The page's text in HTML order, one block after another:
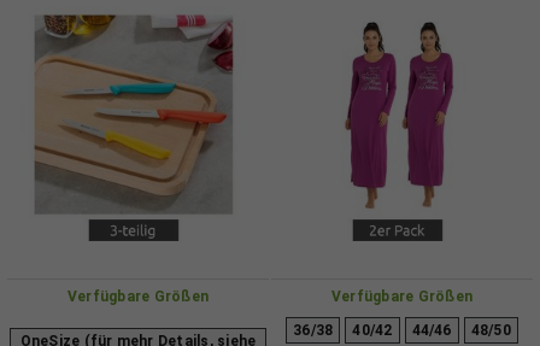
Verfügbare Größen
OneSize (für mehr Details, siehe
Verfügbare Größen
36/38 40/42 44/46 48/50